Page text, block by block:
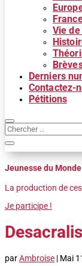
Vie de
Derniers
Contactez-
Pétitions
Jeunesse du
La production de
Je participe !
parAmbroise | Mai